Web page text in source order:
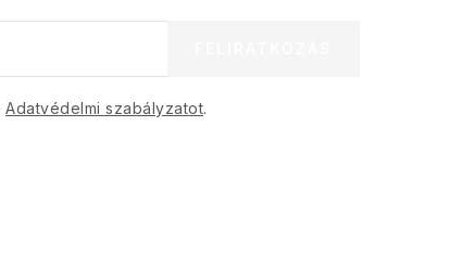
Adatvédelmi szabályzatot.